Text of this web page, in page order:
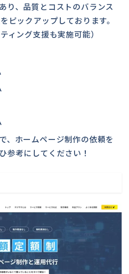
り、品質とコストのバランス
ピックアップしております。
ィング支援も実施可能）
、ホームページ制作の依頼を
参考にしてください！